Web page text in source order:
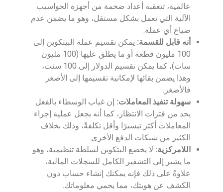
عالمية، تتعقبه أعداد ضخمة من أجهزة الحواسيب
الآلية التي تعمل بشكل مستقل، وهو ما يضمن عدم
ضياع أي عملة.
أنه قابل للقسمة: يمكن تقسيم عملة البيتكوين إلى
100 مليون قطعة أو ما يطلق عليها (100 مليون
سات)، كما يمكن تقسيم الدولار إلى 100 سنت،
وهذا يضمن بقائها لإمكانية تقسيمها إلى الأصغر
فالأصغر.
سهولة تنفيذ المعاملات: إن غياب الوسطاء بالفعل
يحد من فترات الانتظار، كما أنه يجعل عملية إجراء
المعاملات أكثر تيسيرًا وأقل تكلفةً، وذلك بخلاف
الكثير من شبكات الدفع الأخرى.
اللامركزية: لا يخضع البتكوين لسلطة تنظيمية، وهو
ما يشير إلى التشفير الكامل للسجلات المالية،
علاوةً على ذلك فإنه يمكنك إنشاء حساب دون
الكشف عن هويتك، مما يحمي معلوماتك.